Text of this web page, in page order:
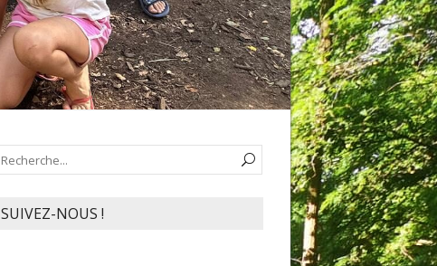
SUIVEZ-NOUS !